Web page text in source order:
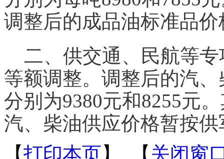
调整后的成品油标准品价
二、供交通、民航等专
等额调整。调整后的汽
分别为9380元和8255元
汽、柴油供应价格暂按供
【打印本页】 【 关闭窗